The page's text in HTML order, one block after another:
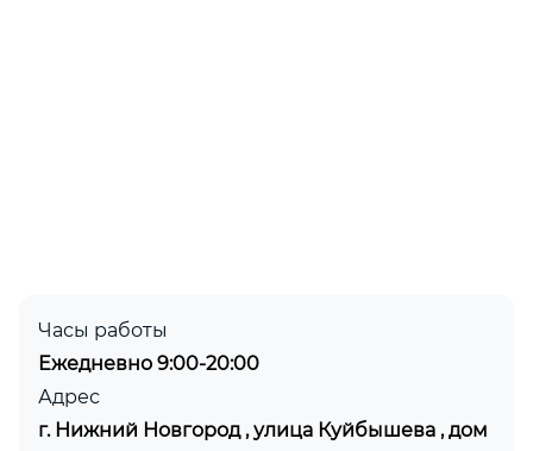
Часы работы
Ежедневно 9:00-20:00
Адрес
г. Нижний Новгород , улица Куйбышева , дом